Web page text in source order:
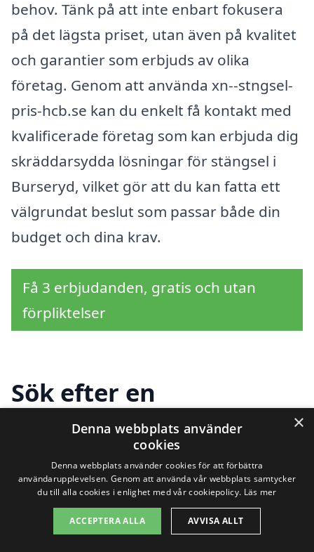
behov. Tänk på att inte enbart fokusera
på det lägsta priset, utan även på kvalitet
och garantier som erbjuds av olika
företag. Genom att använda xn--stngsel-
pris-hcb.se kan du enkelt få kontakt med
kvalificerade företag som kan erbjuda dig
skräddarsydda lösningar för stängsel i
Burseryd, vilket gör att du kan fatta ett
välgrundat beslut som passar både din
budget och dina krav.
Få 3 erbjudanden, gratis och utan
förpliktelser
Sök efter en
professionell för
stängsel i andra städer
nära Burseryd
×
Denna webbplats använder
cookies
Denna webbplats använder cookies för att förbättra
användarupplevelsen. Genom att använda vår webbplats samtycker
du till alla cookies i enlighet med vår cookiepolicy. Läs mer
ACCEPTERA ALLA AVVISA ALLT